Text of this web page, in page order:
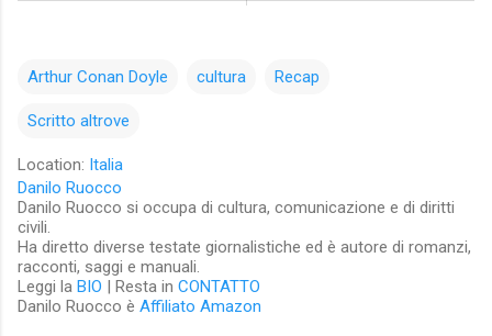
Arthur Conan Doyle cultura Recap
Scritto altrove
Location: Italia
Danilo Ruocco
Danilo Ruocco si occupa di cultura, comunicazione e di diritti
civili.
Ha diretto diverse testate giornalistiche ed è autore di romanzi,
racconti, saggi e manuali.
Leggi la BIO | Resta in CONTATTO
Danilo Ruocco è Affiliato Amazon